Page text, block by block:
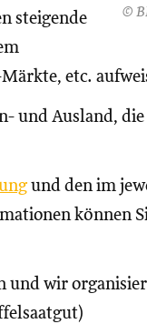
©
steigende
etc.
und Ausland,
und den im
können
wir